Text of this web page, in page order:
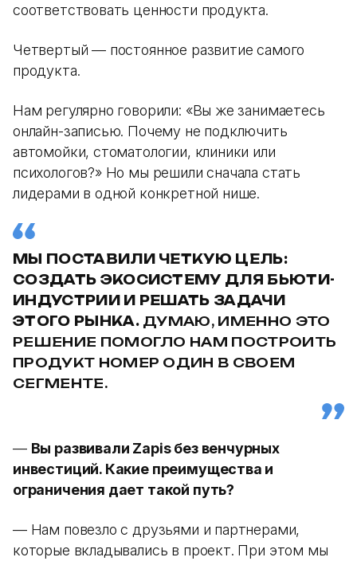
соответствовать ценности продукта.
Четвертый — постоянное развитие самого
продукта.
Нам регулярно говорили: «Вы же занимаетесь
онлайн-записью. Почему не подключить
автомойки, стоматологии, клиники или
психологов?» Но мы решили сначала стать
лидерами в одной конкретной нише.
МЫ ПОСТАВИЛИ ЧЕТКУЮ ЦЕЛЬ:
СОЗДАТЬ ЭКОСИСТЕМУ ДЛЯ БЬЮТИ-
ИНДУСТРИИ И РЕШАТЬ ЗАДАЧИ
ЭТОГО РЫНКА. ДУМАЮ, ИМЕННО ЭТО
РЕШЕНИЕ ПОМОГЛО НАМ ПОСТРОИТЬ
ПРОДУКТ НОМЕР ОДИН В СВОЕМ
СЕГМЕНТЕ.
— Вы развивали Zapis без венчурных
инвестиций. Какие преимущества и
ограничения дает такой путь?
— Нам повезло с друзьями и партнерами,
которые вкладывались в проект. При этом мы